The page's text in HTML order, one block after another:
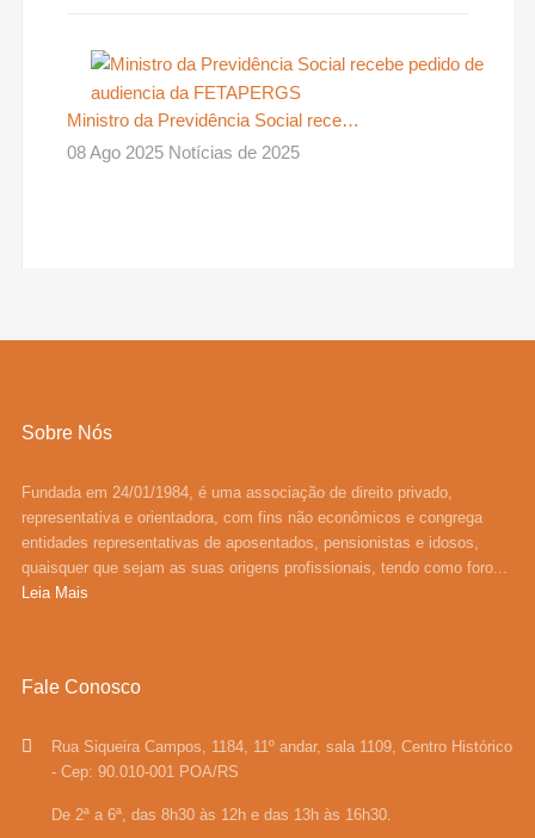
Ministro da Previdência Social rece…
08 Ago 2025 Notícias de 2025
Sobre Nós
Fundada em 24/01/1984, é uma associação de direito privado,
representativa e orientadora, com fins não econômicos e congrega
entidades representativas de aposentados, pensionistas e idosos,
quaisquer que sejam as suas origens profissionais, tendo como foro...
Leia Mais
Fale Conosco
Rua Siqueira Campos, 1184, 11º andar, sala 1109, Centro Histórico
- Cep: 90.010-001 POA/RS
De 2ª a 6ª, das 8h30 às 12h e das 13h às 16h30.